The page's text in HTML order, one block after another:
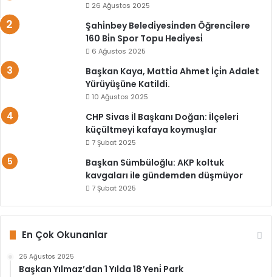
26 Ağustos 2025
Şahi̇nbey Beledi̇yesi̇nden Öğrenci̇lere
160 Bi̇n Spor Topu Hedi̇yesi̇
6 Ağustos 2025
Başkan Kaya, Matti̇a Ahmet İçi̇n Adalet
Yürüyüşüne Katildi.
10 Ağustos 2025
CHP Sivas İl Başkanı Doğan: İlçeleri
küçültmeyi kafaya koymuşlar
7 Şubat 2025
Başkan Sümbüloğlu: AKP koltuk
kavgaları ile gündemden düşmüyor
7 Şubat 2025
En Çok Okunanlar
26 Ağustos 2025
Başkan Yılmaz’dan 1 Yılda 18 Yeni̇ Park